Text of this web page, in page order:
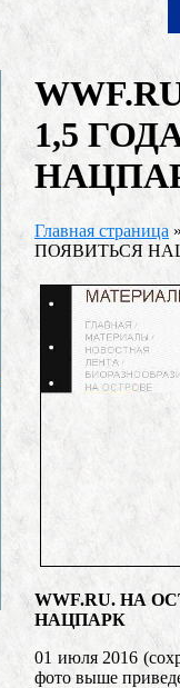
1,5
Главная страница
ПОЯВИТЬСЯ
WWF.RU. НА
НАЦПАРК
01 июля 2016
фото выше